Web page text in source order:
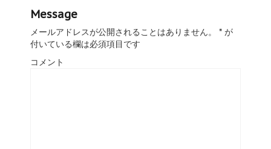
Message
メールアドレスが公開されることはありません。 * が
付いている欄は必須項目です
コメント